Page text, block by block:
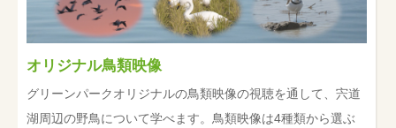
オリジナル鳥類映像
グリーンパークオリジナルの鳥類映像の視聴を通して、宍道
湖周辺の野鳥について学べます。鳥類映像は4種類から選ぶ